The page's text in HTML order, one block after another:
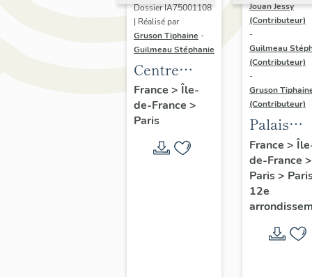
Dossier IA75001108
| Réalisé par
Gruson Tiphaine -
Guilmeau Stéphanie
Centre
sportif Léo-
Lagrange
France > Île-
de-France >
Paris
Jouan Jessy
(Contributeur)
-
Guilmeau
(Contributeur)
-
Gruson
(Contributeur)
Palais
de Paris-
Bercy,
Accor
hôtels
France >
de-France >
Paris>
12e